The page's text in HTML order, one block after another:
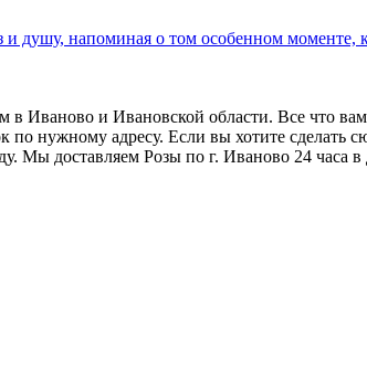
и душу, напоминая о том особенном моменте,
в Иваново и Ивановской области. Все что
нужному адресу. Если вы хотите
Мы доставляем Розы по г. Иваново 24 часа в